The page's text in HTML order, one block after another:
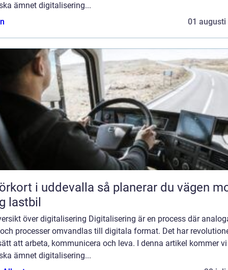
ämnet digitalisering...
01 augusti
i uddevalla så planerar du vägen mot
lastbil
över digitalisering Digitalisering är en process där
processer omvandlas till digitala format. Det har
att arbeta, kommunicera och leva. I denna artikel kommer
ämnet digitalisering...